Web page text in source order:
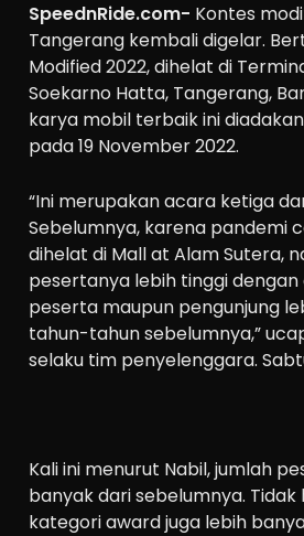
SpeednRide.com- Kontes
Tangerang kembali digelar.
Modified 2022, dihelat di
Soekarno Hatta, Tangerang,
karya mobil terbaik ini
pada 19 November 2022.
“Ini merupakan acara ketiga
Sebelumnya, karena pandemi
dihelat di Mall at Alam Sutera,
pesertanya lebih tinggi dengan
peserta maupun pengunjung
tahun-tahun sebelumnya,”
selaku tim penyelenggara.
Kali ini menurut Nabil, jumlah
banyak dari sebelumnya.
kategori award juga lebih